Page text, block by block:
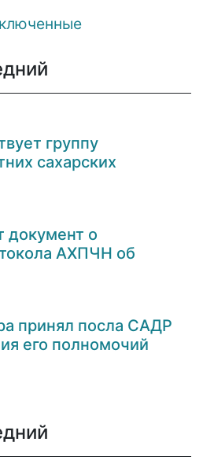
группу
сахарских
документ о
АХПЧН об
принял посла САДР
его полномочий